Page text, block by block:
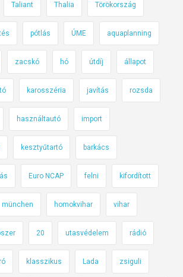
Taliant Thalia Törökország
pótlás ÚME aquaplanning
zacskó hó útdíj állapot
karosszéria javítás rozsda
használtautó import
kesztyűtartó barkács
Euro NCAP felni kifordított
münchen homokvihar vihar
20 utasvédelem rádió
klasszikus Lada zsiguli